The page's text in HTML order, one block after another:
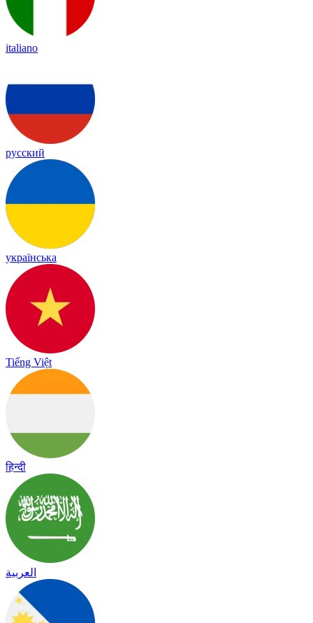
italiano
русский
українська
Tiếng Việt
हिन्दी
العربية